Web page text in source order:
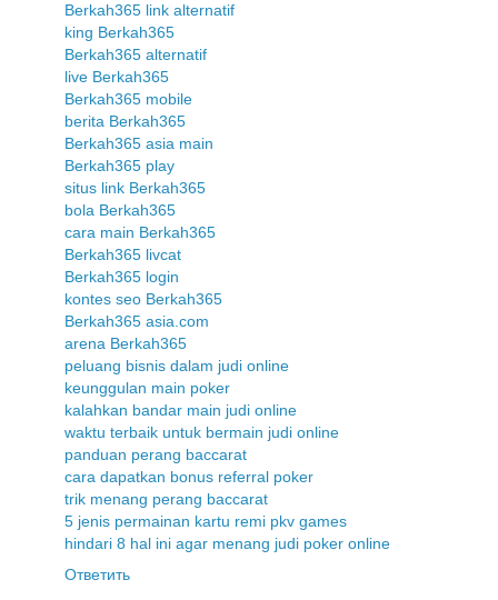
Berkah365 link alternatif
king Berkah365
Berkah365 alternatif
live Berkah365
Berkah365 mobile
berita Berkah365
Berkah365 asia main
Berkah365 play
situs link Berkah365
bola Berkah365
cara main Berkah365
Berkah365 livcat
Berkah365 login
kontes seo Berkah365
Berkah365 asia.com
arena Berkah365
peluang bisnis dalam judi online
keunggulan main poker
kalahkan bandar main judi online
waktu terbaik untuk bermain judi online
panduan perang baccarat
cara dapatkan bonus referral poker
trik menang perang baccarat
5 jenis permainan kartu remi pkv games
hindari 8 hal ini agar menang judi poker online
Ответить